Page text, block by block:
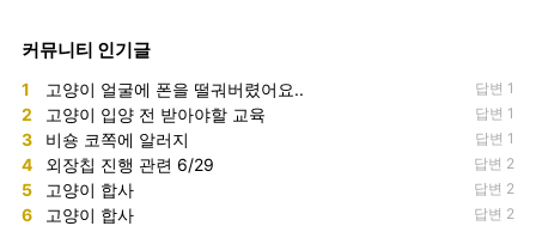
커뮤니티 인기글
1 고양이 얼굴에 폰을 떨궈버렸어요.. 답변 1
2 고양이 입양 전 받아야할 교육 답변 1
3 비숑 코쪽에 알러지 답변 1
4 외장칩 진행 관련 6/29 답변 2
5 고양이 합사 답변 2
6 고양이 합사 답변 2